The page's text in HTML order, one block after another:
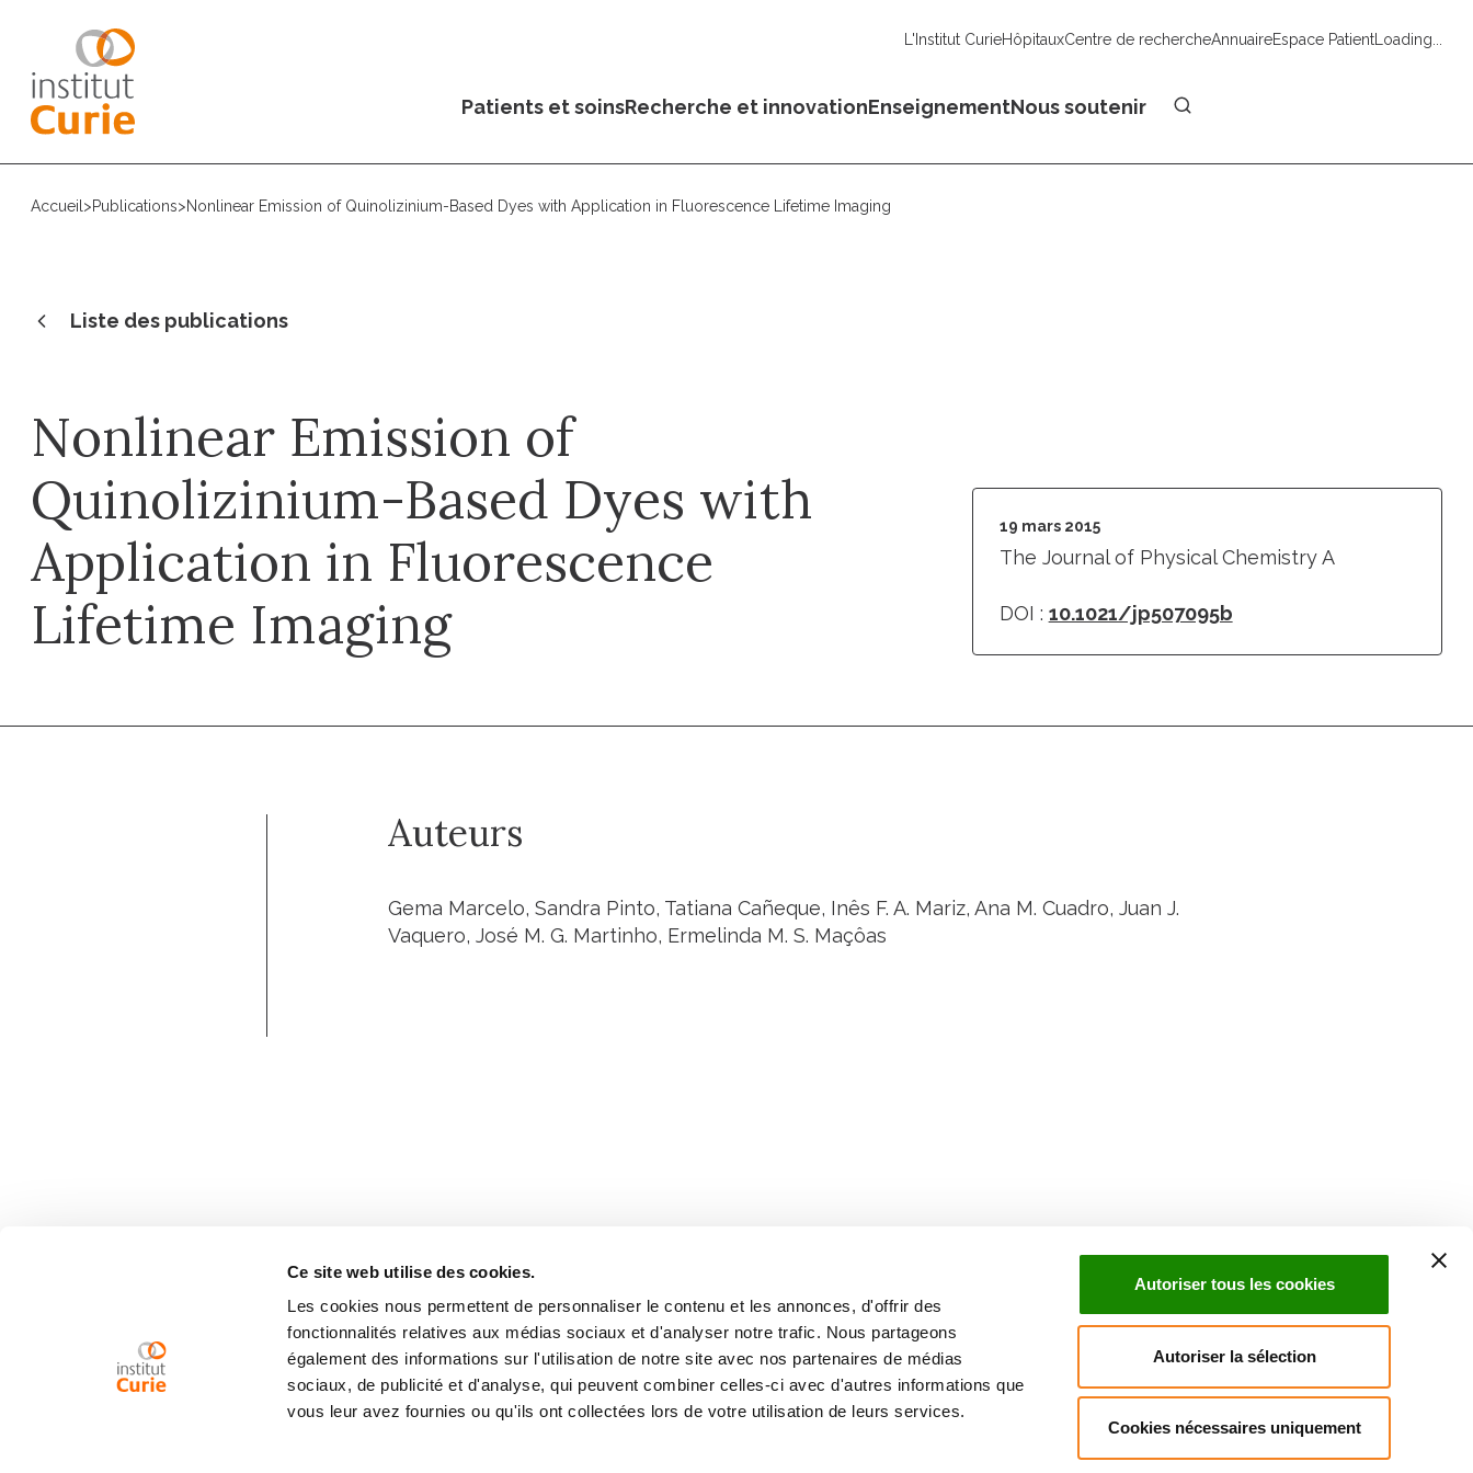
Ce site web utilise des cookies.
Les cookies nous permettent de personnaliser le contenu et les annonces, d'offrir des
fonctionnalités relatives aux médias sociaux et d'analyser notre trafic. Nous partageons
également des informations sur l'utilisation de notre site avec nos partenaires de médias
sociaux, de publicité et d'analyse, qui peuvent combiner celles-ci avec d'autres informations que
vous leur avez fournies ou qu'ils ont collectées lors de votre utilisation de leurs services.
Autoriser tous les cookies
Autoriser la sélection
Cookies nécessaires uniquement
L'Institut CurieHôpitauxCentre de rechercheAnnuaireEspace PatientLoading...
Patients et soinsRecherche et innovationEnseignementNous soutenir
Accueil >Publications>Nonlinear Emission of Quinolizinium-Based Dyes with Application in Fluorescence Lifetime Imaging
Liste des publications
Nonlinear Emission of
Quinolizinium-Based Dyes with
Application in Fluorescence
Lifetime Imaging
19 mars 2015
The Journal of Physical Chemistry A
DOI : 10.1021/jp507095b
Auteurs
Gema Marcelo, Sandra Pinto, Tatiana Cañeque, Inês F. A. Mariz, Ana M. Cuadro, Juan J.
Vaquero, José M. G. Martinho, Ermelinda M. S. Maçôas
Inscrivez-vous à la newsletter
ActualitésDroits du patient